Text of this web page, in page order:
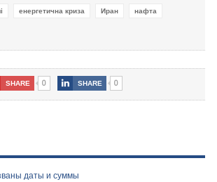
енергетична криза Иран нафта
SHARE 0 SHARE 0
даты и суммы